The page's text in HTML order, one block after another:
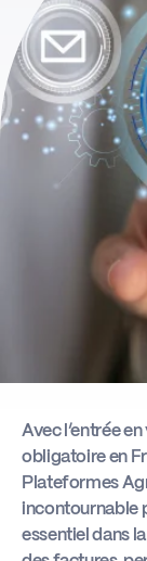
Actus
Boîte à outils
Avec l’entrée
obligatoire en
Plateformes
incontournable
essentiel dans